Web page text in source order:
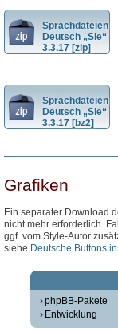
Sprachdateien
Deutsch „Sie“
3.3.17 [zip]
Sprachdateien
Deutsch „Sie“
3.3.17 [bz2]
Grafiken
Ein separater Download
nicht mehr erforderlich.
ggf. vom Style-Autor
siehe Deutsche Buttons
phpBB-Pakete
Entwicklung